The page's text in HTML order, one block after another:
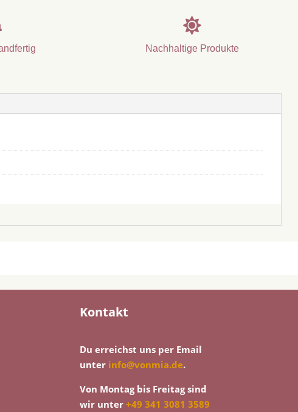

Nachhaltige Produkte
Kontakt
Du erreichst uns per Email
unter info@vonmia.de.
Von Montag bis Freitag sind
wir unter+49 341 3081 3589